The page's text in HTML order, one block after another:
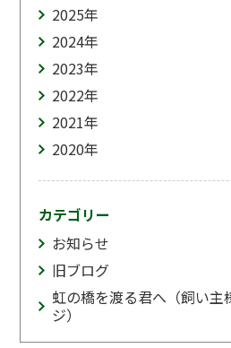
2025年
2024年
2023年
2022年
2021年
2020年
カテゴリー
お知らせ
旧ブログ
虹の橋を渡る君へ（飼い主
ジ）